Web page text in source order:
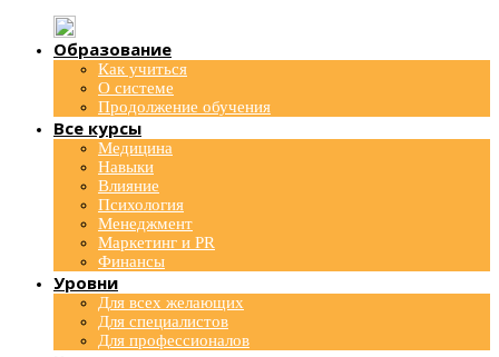
Образование
Как учиться
О системе
Продолжение обучения
Все курсы
Медицина
Навыки
Влияние
Психология
Менеджмент
Маркетинг и PR
Финансы
Уровни
Для всех желающих
Для специалистов
Для профессионалов